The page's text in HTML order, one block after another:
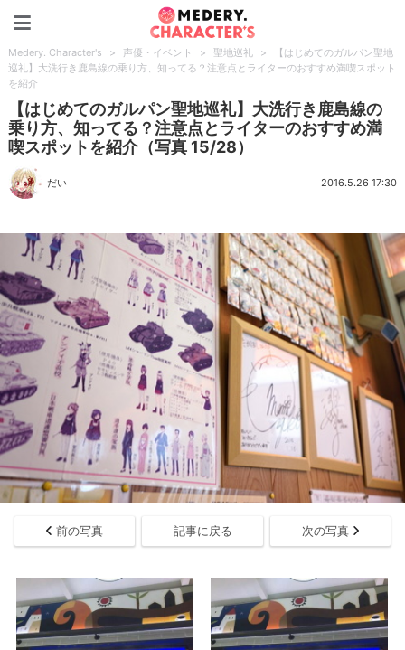
Medery. Character's > 声優・イベント > 聖地巡礼 >
【はじめてのガルパン聖地
巡礼】大洗行き鹿島線の乗り方、知ってる？注意点とライターのおすすめ満喫スポット
を紹介
【はじめてのガルパン聖地巡礼】大洗行き鹿島線の
乗り方、知ってる？注意点とライターのおすすめ満
喫スポットを紹介（写真 15/28）
だい 2016.5.26 17:30
前の写真 記事に戻る 次の写真